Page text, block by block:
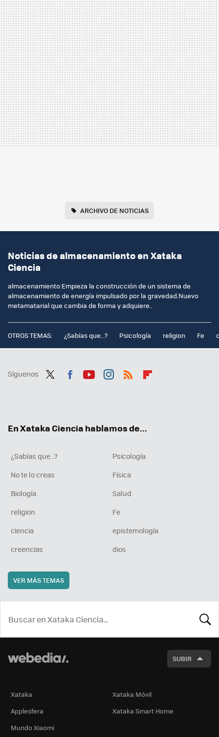
ARCHIVO DE NOTICIAS
Noticias de almacenamiento en Xataka
Ciencia
almacenamiento:Empieza la construcción de un sistema de
almacenamiento de energía impulsado por la gravedad.Nuevo
metamatarial que cambia de forma y adquiere..
OTROS TEMAS: ¿Sabías que...? Psicología religion Fe
Síguenos
En Xataka Ciencia hablamos de...
¿Sabías que...?
Psicología
No te lo creas
Física
Biología
Salud
religion
Fe
ciencia
epistemología
creencias
dios
VER MÁS TEMAS
SUBIR
Xataka
Xataka Móvil
Applesfera
Xataka Smart Home
Mundo Xiaomi